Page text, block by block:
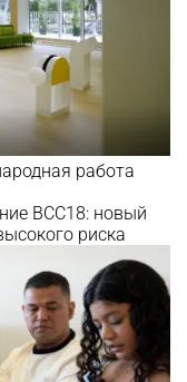
работа
BCC18: новый
риска